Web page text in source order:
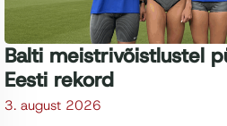
Balti meistrivõistlustel
Eesti rekord
3. august 2026